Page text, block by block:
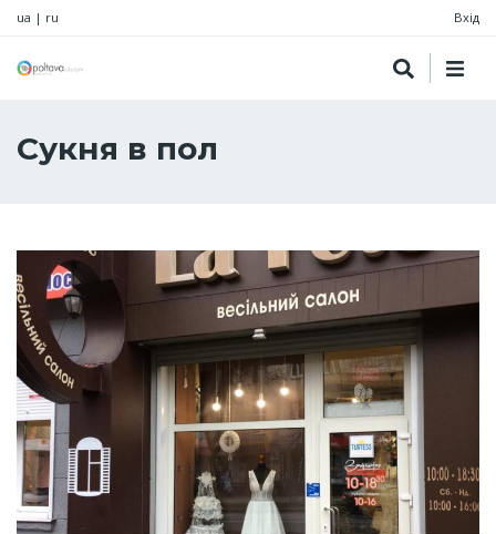
ua | ru Вхід
Сукня в пол